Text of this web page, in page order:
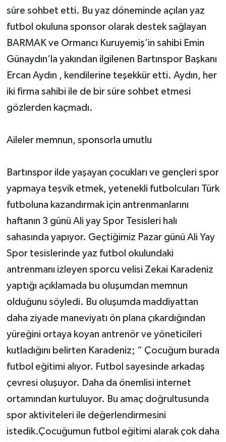
süre sohbet etti. Bu yaz döneminde açılan yaz
futbol okuluna sponsor olarak destek sağlayan
BARMAK ve Ormancı Kuruyemiş’in sahibi Emin
Günaydın’la yakından ilgilenen Bartınspor Başkanı
Ercan Aydın , kendilerine teşekkür etti. Aydın, her
iki firma sahibi ile de bir süre sohbet etmesi
gözlerden kaçmadı.
Aileler memnun, sponsorla umutlu
Bartınspor ilde yaşayan çocukları ve gençleri spor
yapmaya teşvik etmek, yetenekli futbolcuları Türk
futboluna kazandırmak için antrenmanlarını
haftanın 3 günü Ali yay Spor Tesisleri halı
sahasında yapıyor. Geçtiğimiz Pazar günü Ali Yay
Spor tesislerinde yaz futbol okulundaki
antrenmanı izleyen sporcu velisi Zekai Karadeniz
yaptığı açıklamada bu oluşumdan memnun
olduğunu söyledi. Bu oluşumda maddiyattan
daha ziyade maneviyatı ön plana çıkardığından
yüreğini ortaya koyan antrenör ve yöneticileri
kutladığını belirten Karadeniz; “ Çocuğum burada
futbol eğitimi alıyor. Futbol sayesinde arkadaş
çevresi oluşuyor. Daha da önemlisi internet
ortamından kurtuluyor. Bu amaç doğrultusunda
spor aktiviteleri ile değerlendirmesini
istedik.Çocuğumun futbol eğitimi alarak çok daha